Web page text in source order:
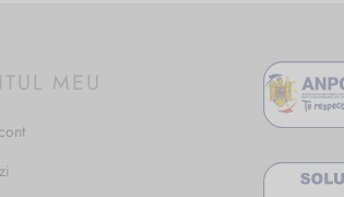
MEU